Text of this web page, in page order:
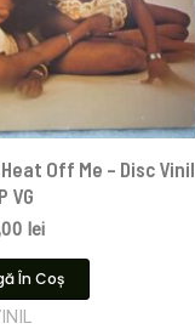
Off Me – Disc Vinil
VG
lei
În Coș